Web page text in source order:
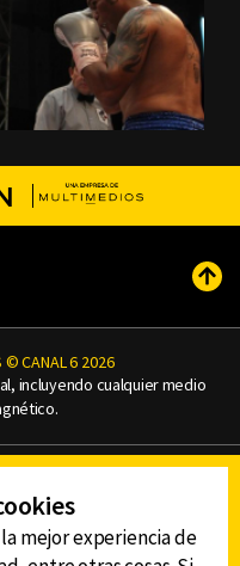
© CANAL 6 2026
incluyendo cualquier medio
mejor experiencia de